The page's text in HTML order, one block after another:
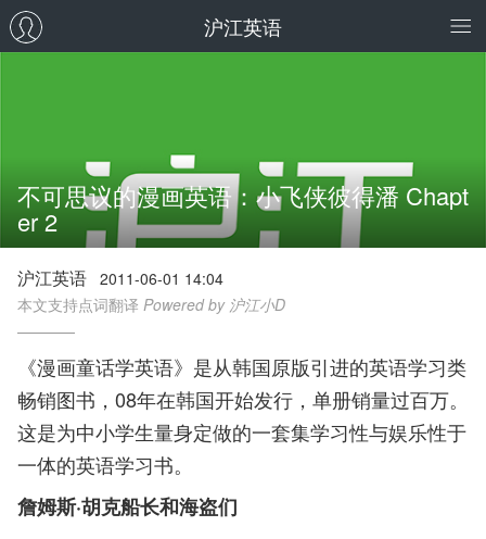
沪江英语
不可思议的漫画英语：小飞侠彼得潘 Chapt
er 2
沪江英语 2011-06-01 14:04
本文支持点词翻译 Powered by 沪江小D
《漫画童话学英语》是从韩国原版引进的英语学习类
畅销图书，08年在韩国开始发行，单册销量过百万。
这是为中小学生量身定做的一套集学习性与娱乐性于
一体的英语学习书。
詹姆斯·胡克船长和海盗们